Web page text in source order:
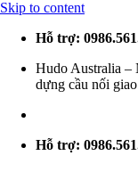
Skip to content
Hỗ trợ:
Hudo Australia –
dựng cầu nối
Hỗ trợ: